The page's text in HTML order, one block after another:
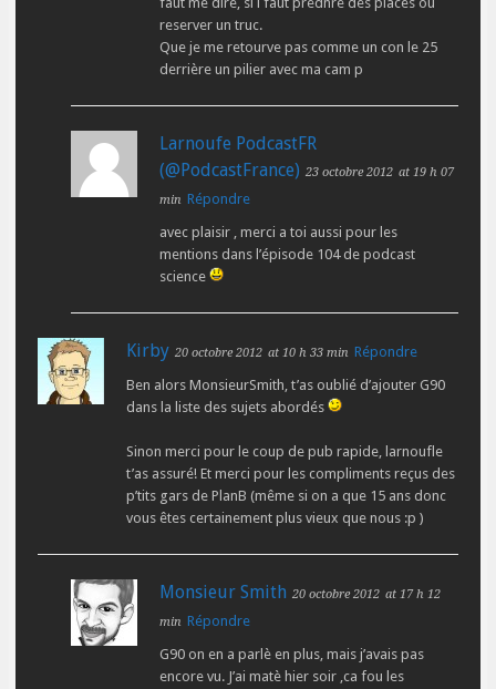
reserver un truc.
Que je me retourve pas comme un con le 25
derrière un pilier avec ma cam p
Larnoufe PodcastFR
(@PodcastFrance) 23 octobre 2012 at 19 h 07
min Répondre
avec plaisir , merci a toi aussi pour les
mentions dans l’épisode 104 de podcast
science
Kirby 20 octobre 2012 at 10 h 33 min Répondre
Ben alors MonsieurSmith, t’as oublié d’ajouter G90
dans la liste des sujets abordés
Sinon merci pour le coup de pub rapide, larnoufle
t’as assuré! Et merci pour les compliments reçus des
p’tits gars de PlanB (même si on a que 15 ans donc
vous êtes certainement plus vieux que nous :p )
Monsieur Smith 20 octobre 2012 at 17 h 12
min Répondre
G90 on en a parlè en plus, mais j’avais pas
encore vu. J’ai matè hier soir ,ca fou les